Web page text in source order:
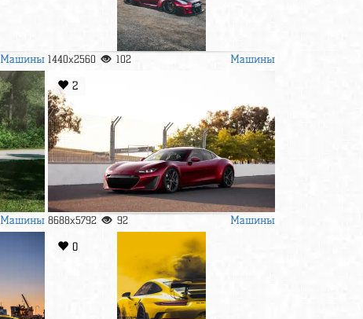
Машины 1440x2560 102
Машины
Машины
2
8688x5792 92
Машины
0